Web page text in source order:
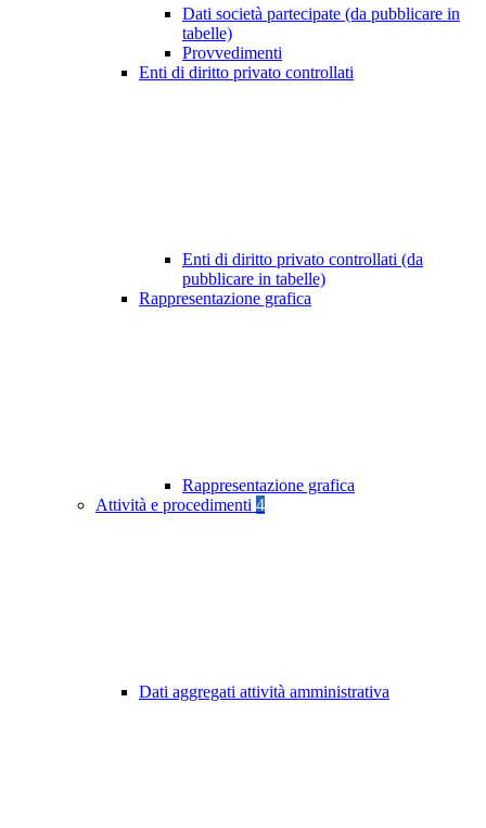
Dati società partecipate (da pubblicare in
tabelle)
Provvedimenti
Enti di diritto privato controllati
Enti di diritto privato controllati (da
pubblicare in tabelle)
Rappresentazione grafica
Rappresentazione grafica
Attività e procedimenti 4
Dati aggregati attività amministrativa